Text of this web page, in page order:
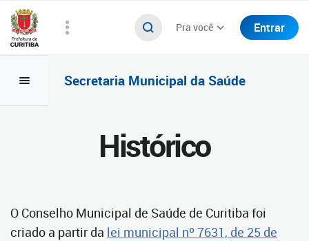
Pra você Entrar
Secretaria Municipal da Saúde
Histórico
O Conselho Municipal de Saúde de Curitiba foi
criado a partir da lei municipal nº 7631, de 25 de